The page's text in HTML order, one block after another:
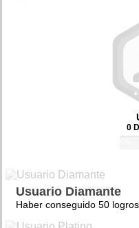
0
Usuario Diamante
Haber conseguido 50 logros